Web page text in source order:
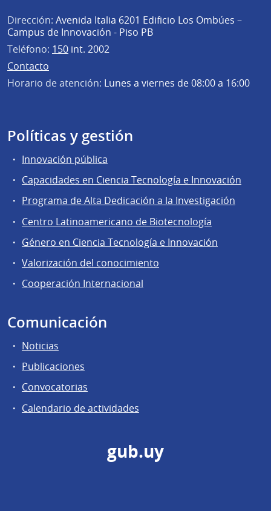
Dirección: Avenida Italia 6201 Edificio Los Ombúes –
Campus de Innovación - Piso PB
Teléfono: 150 int. 2002
Contacto
Horario de atención: Lunes a viernes de 08:00 a 16:00
Políticas y gestión
Innovación pública
Capacidades en Ciencia Tecnología e Innovación
Programa de Alta Dedicación a la Investigación
Centro Latinoamericano de Biotecnología
Género en Ciencia Tecnología e Innovación
Valorización del conocimiento
Cooperación Internacional
Comunicación
Noticias
Publicaciones
Convocatorias
Calendario de actividades
gub.uy